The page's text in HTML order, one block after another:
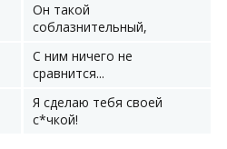
Он такой
соблазнительный,
С ним ничего не
сравнится...
Я сделаю тебя своей
с*чкой!